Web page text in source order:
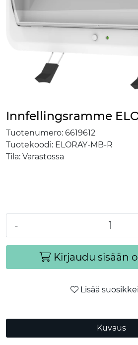
Innfellingsramme
Tuotenumero: 6619612
Tuotekoodi: ELORAY-MB-R
Tila: Varastossa
-
Kirjaudu sisään
Lisää
Kuvaus